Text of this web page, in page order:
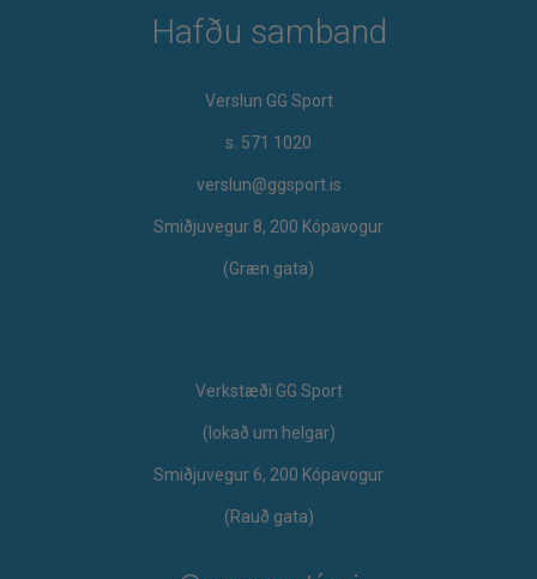
Hafðu samband
Verslun GG Sport
s. 571 1020
verslun@ggsport.is
Smiðjuvegur 8, 200 Kópavogur
(Græn gata)
Verkstæði GG Sport
​(lokað um helgar)
Smiðjuvegur 6, 200 Kópavogur
(Rauð gata)